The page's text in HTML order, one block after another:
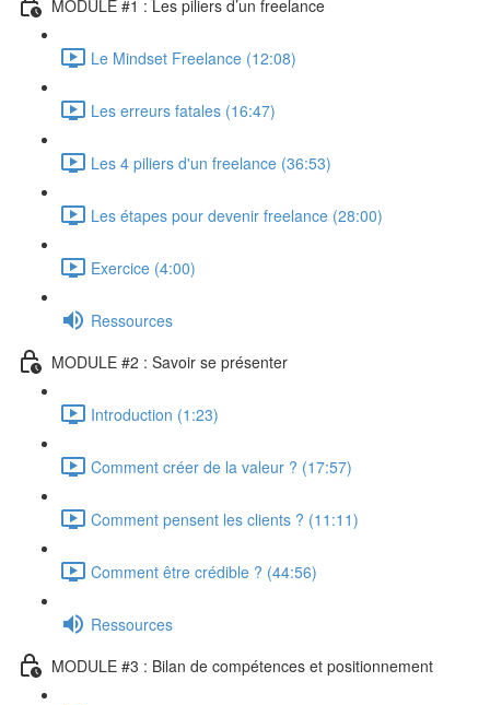
MODULE #1 : Les piliers d’un freelance
Le Mindset Freelance (12:08)
Les erreurs fatales (16:47)
Les 4 piliers d'un freelance (36:53)
Les étapes pour devenir freelance (28:00)
Exercice (4:00)
Ressources
MODULE #2 : Savoir se présenter
Introduction (1:23)
Comment créer de la valeur ? (17:57)
Comment pensent les clients ? (11:11)
Comment être crédible ? (44:56)
Ressources
MODULE #3 : Bilan de compétences et positionnement